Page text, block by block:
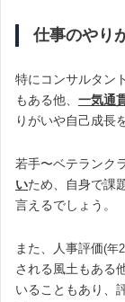
仕事のやり
特にコンサルタン
もある他、 一気通
りがいや自己成長
若手〜ベテランク
いため、自身で課
言えるでしょう。
また、人事評価(年
される風土もある
いることもあり、